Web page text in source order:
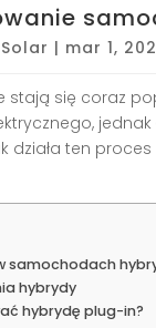
Solar | mar 1,
się coraz
jednak
działa ten
samochodach
hybrydy
hybrydę plug-in?